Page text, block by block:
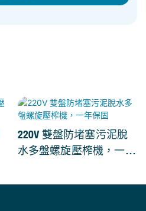
220V 雙盤防堵塞污泥脫
水多盤螺旋壓榨機，一年